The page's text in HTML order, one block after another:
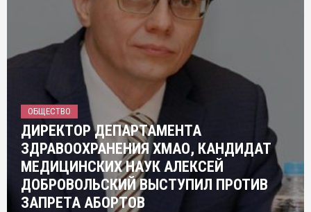
ОБЩЕСТВО
ДИРЕКТОР ДЕПАРТАМЕНТА
ЗДРАВООХРАНЕНИЯ ХМАО, КАНДИДАТ
МЕДИЦИНСКИХ НАУК АЛЕКСЕЙ
ДОБРОВОЛЬСКИЙ ВЫСТУПИЛ ПРОТИВ
ЗАПРЕТА АБОРТОВ